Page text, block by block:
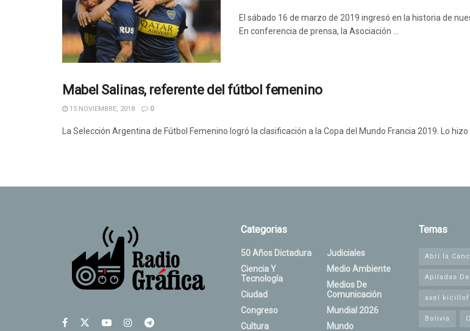
El sábado 16 de marzo de 2019 ingresó en la historia de
En conferencia de prensa, la Asociación ...
Mabel Salinas, referente del fútbol femenino
15 NOVIEMBRE, 2018 0
La Selección Argentina de Fútbol Femenino logró la clasificación a la Copa del Mundo Francia 2019. Lo hizo
Categorias
50 Años Dictadura
Ciencia Y
Tecnología
Ciudad
Congreso
Cultura
Judiciales
Medio Ambiente
Medios De
Comunicación
Mundial 2026
Mundo
Temas
Abrí la
Apiladas
axel kicillof
Bolivia